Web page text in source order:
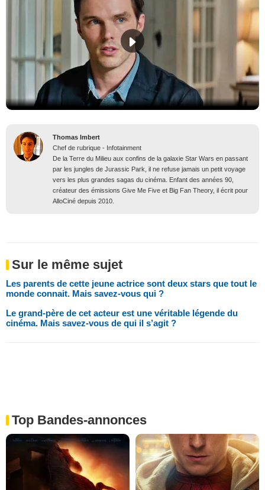
Thomas Imbert
Chef de rubrique - Infotainment
De la Terre du Milieu aux confins de la galaxie Star Wars en passant
par les jungles de Jurassic Park, il ne refuse jamais un petit voyage
vers les plus grandes sagas du cinéma. Enfant des années 90,
créateur des émissions Give Me Five et Big Fan Theory, il écrit pour
AlloCiné depuis 2010.
Sur le même sujet
Les parents de cette jeune actrice sont deux stars que tout le
monde connait. Mais savez-vous qui ?
Le grand-père de cet acteur est une véritable légende du
cinéma. Mais savez-vous de qui il s’agit ?
Top Bandes-annonces